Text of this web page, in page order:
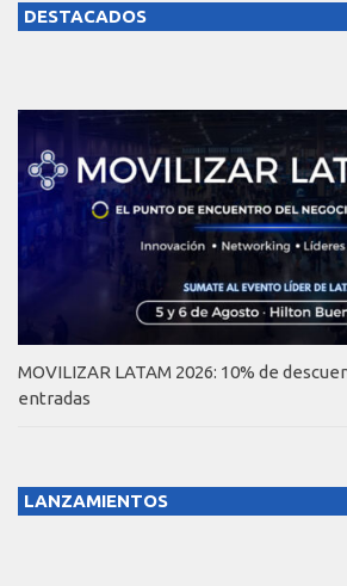
DESTACADOS
MOVILIZAR LATAM 2026: 10% de
entradas
LANZAMIENTOS